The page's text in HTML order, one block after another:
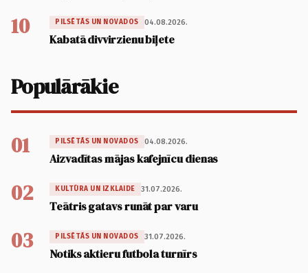
10 PILSĒTĀS UN NOVADOS 04.08.2026.
Kabatā divvirzienu biļete
Populārākie
01 PILSĒTĀS UN NOVADOS 04.08.2026.
Aizvadītas mājas kafejnīcu dienas
02 KULTŪRA UN IZKLAIDE 31.07.2026.
Teātris gatavs runāt par varu
03 PILSĒTĀS UN NOVADOS 31.07.2026.
Notiks aktieru futbola turnīrs